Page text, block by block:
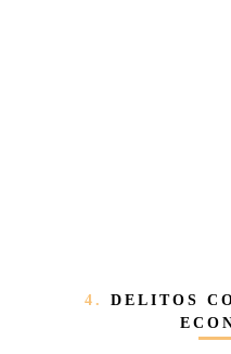
4. DELITOS